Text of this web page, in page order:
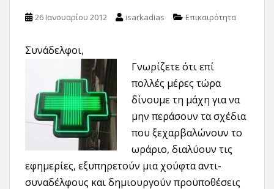
26 Ιανουαρίου 2012 isarkadias Επικαιρότητα
Συνάδελφοι,
Γνωρίζετε ότι επί
πολλές μέρες τώρα
δίνουμε τη μάχη για να
μην περάσουν τα σχέδια
που ξεχαρβαλώνουν το
ωράριο, διαλύουν τις
εφημερίες, εξυπηρετούν μια χούφτα αντι-
συναδέλφους και δημιουργούν προϋποθέσεις